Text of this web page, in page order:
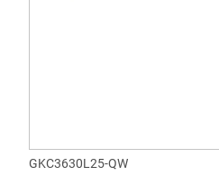
GKC3630L25-QW